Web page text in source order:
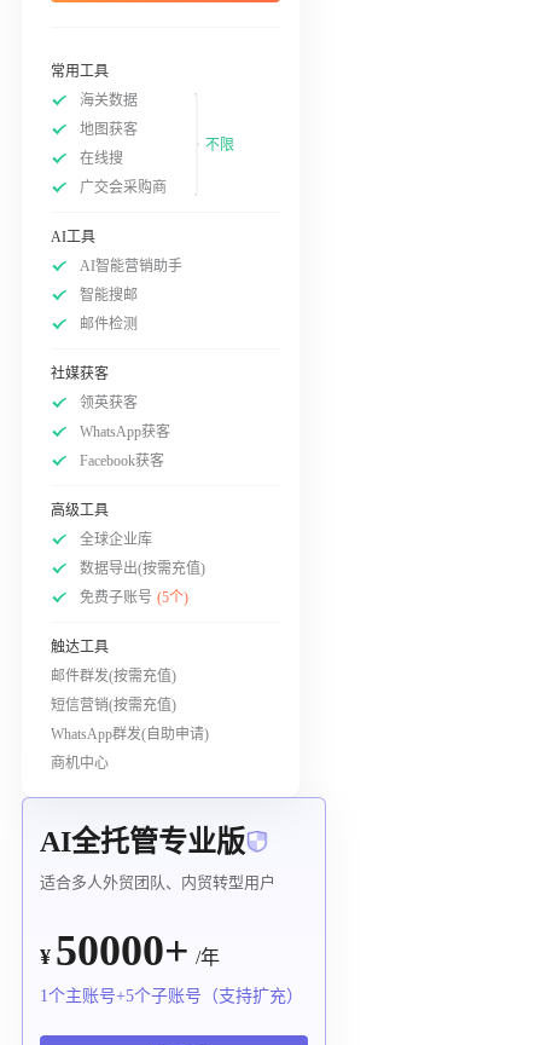
常用工具
海关数据
地图获客
在线搜
广交会采购商
不限
AI工具
AI智能营销助手
智能搜邮
邮件检测
社媒获客
领英获客
WhatsApp获客
Facebook获客
高级工具
全球企业库
数据导出(按需充值)
免费子账号 (5个)
触达工具
邮件群发(按需充值)
短信营销(按需充值)
WhatsApp群发(自助申请)
商机中心
AI全托管专业版
适合多人外贸团队、内贸转型用户
¥ 50000+ /年
1个主账号+5个子账号（支持扩充）